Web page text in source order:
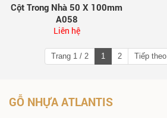
Cột Trong Nhà 50 X 100mm
A058
Liên hệ
Trang 1 / 2 1 2 Tiếp theo
GỖ NHỰA ATLANTIS